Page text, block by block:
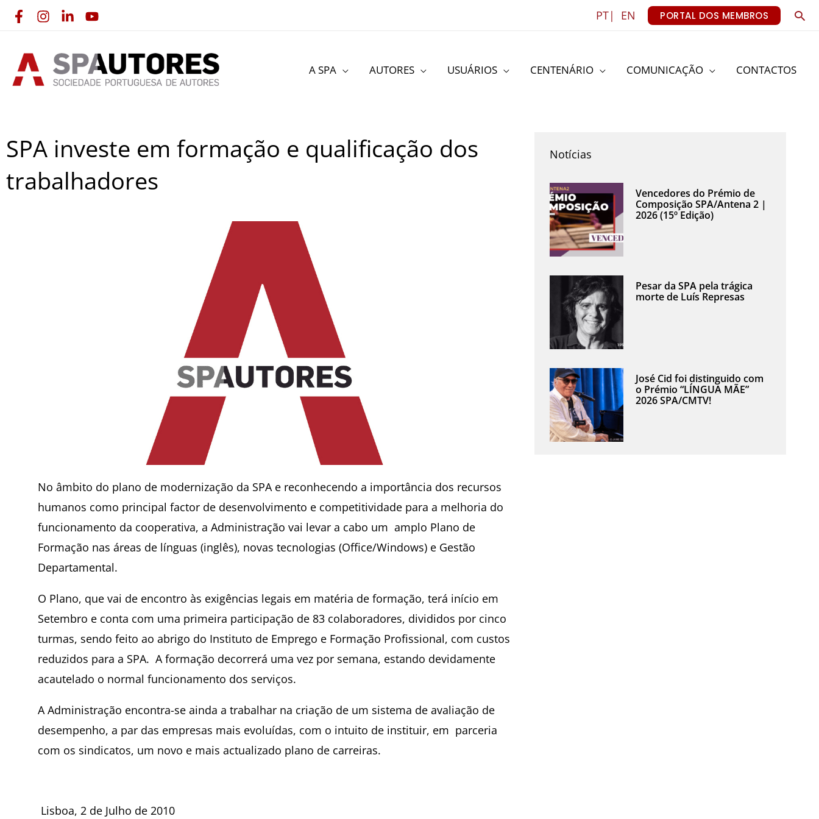
Skip
content
PT| EN PORTAL DOS MEMBROS
A SPA AUTORES USUÁRIOS CENTENÁRIO COMUNICAÇÃO CONTACTOS
SPA investe em formação e qualificação dos
trabalhadores
No âmbito do plano de modernização da SPA e reconhecendo a importância dos recursos
humanos como principal factor de desenvolvimento e competitividade para a melhoria do
funcionamento da cooperativa, a Administração vai levar a cabo um amplo Plano de
Formação nas áreas de línguas (inglês), novas tecnologias (Office/Windows) e Gestão
Departamental.
O Plano, que vai de encontro às exigências legais em matéria de formação, terá início em
Setembro e conta com uma primeira participação de 83 colaboradores, divididos por cinco
turmas, sendo feito ao abrigo do Instituto de Emprego e Formação Profissional, com custos
reduzidos para a SPA. A formação decorrerá uma vez por semana, estando devidamente
acautelado o normal funcionamento dos serviços.
A Administração encontra-se ainda a trabalhar na criação de um sistema de avaliação de
desempenho, a par das empresas mais evoluídas, com o intuito de instituir, em parceria
com os sindicatos, um novo e mais actualizado plano de carreiras.
Lisboa, 2 de Julho de 2010
Notícias
Vencedores do Prémio de
Composição SPA/Antena 2 |
2026 (15º Edição)
Pesar da SPA pela trágica
morte de Luís Represas
José Cid foi distinguido com
o Prémio “LÍNGUA MÃE”
2026 SPA/CMTV!